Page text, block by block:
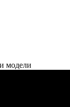
модели